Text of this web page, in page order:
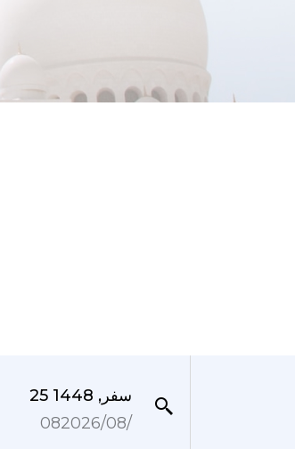
25 سفر, 1448
08‏/08‏/2026